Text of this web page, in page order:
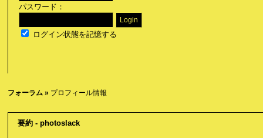
パスワード：
ログイン状態を記憶する
フォーラム » プロフィール情報
要約 - photoslack